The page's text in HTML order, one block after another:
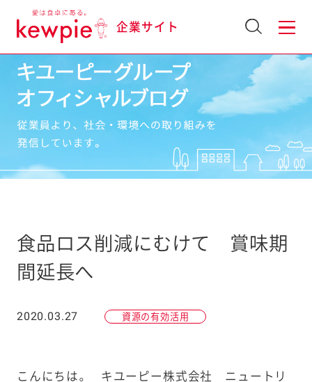
企業サイト
食品ロス削減にむけて 賞味期
間延長へ
2020.03.27 資源の有効活用
こんにちは。 キユーピー株式会社 ニュートリ